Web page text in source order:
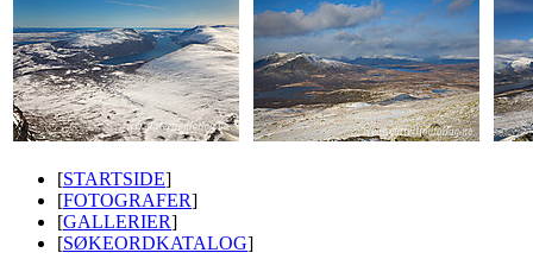
[STARTSIDE]
[FOTOGRAFER]
[GALLERIER]
[SØKEORDKATALOG]